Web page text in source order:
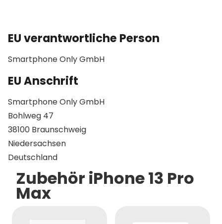
EU verantwortliche Person
Smartphone Only GmbH
EU Anschrift
Smartphone Only GmbH
Bohlweg 47
38100 Braunschweig
Niedersachsen
Deutschland
Zubehör iPhone 13 Pro
Max